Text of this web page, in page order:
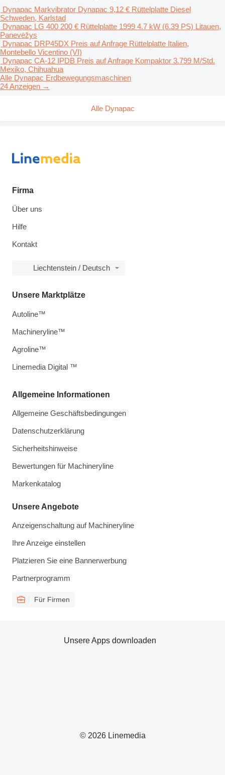
Dynapac Markvibrator Dynapac 9,12 € Rüttelplatte Diesel
Schweden, Karlstad
Dynapac LG 400 200 € Rüttelplatte 1999 4.7 kW (6.39 PS) Litauen,
Panevėžys
Dynapac DRP45DX Preis auf Anfrage Rüttelplatte Italien,
Montebello Vicentino (VI)
Dynapac CA-12 IPDB Preis auf Anfrage Kompaktor 3.799 M/Std.
Mexiko, Chihuahua
Alle Dynapac Erdbewegungsmaschinen
24 Anzeigen →
Alle Dynapac
Firma
Über uns
Hilfe
Kontakt
Liechtenstein / Deutsch
Allgemeine Informationen
Allgemeine Geschäftsbedingungen
Datenschutzerklärung
Sicherheitshinweise
Bewertungen für Machineryline
Markenkatalog
Unsere Angebote
Anzeigenschaltung auf Machineryline
Ihre Anzeige einstellen
Platzieren Sie eine Bannerwerbung
Partnerprogramm
Für Firmen
Unsere Marktplätze
Autoline™
Machineryline™
Agroline™
Linemedia Digital ™
© 2026 Linemedia
Unsere Apps downloaden